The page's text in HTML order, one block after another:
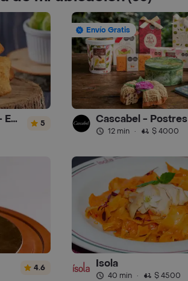
Empanaditas de Pipian - Empanadas 5
Envío Gratis
Cascabel - Postres
12 min · $ 4000
4.6 Isola
40 min · $ 4500